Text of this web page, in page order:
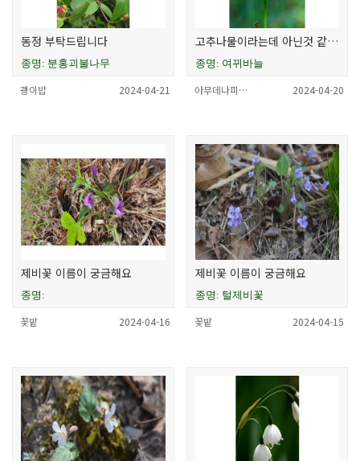
동정 부탁드립니다
종명: 분홍괴불나무
괭이밥 2024-04-21
고추나물이라는데 아닌것 같아서
종명: 여뀌바늘
아무데나피… 2024-04-20
제비꽃 이름이 궁금해요
종명:
꽃밭 2024-04-16
제비꽃 이름이 궁금해요
종명: 털제비꽃
꽃밭 2024-04-15